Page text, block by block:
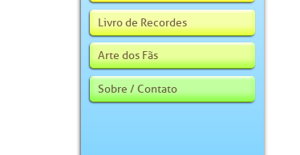
Livro de Recordes
Arte dos Fãs
Sobre / Contato